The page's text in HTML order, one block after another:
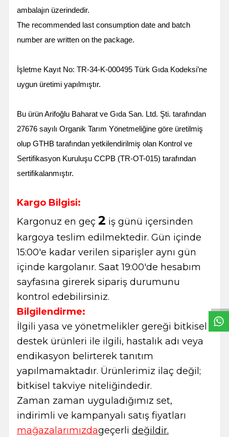
ambalajın üzerindedir.
The recommended last consumption date and batch
number are written on the package.
İşletme Kayıt No: TR-34-K-000495 Türk Gıda Kodeksi’ne
uygun üretimi yapılmıştır.
Bu ürün Arifoğlu Baharat ve Gıda San. Ltd. Şti. tarafından
27676 sayılı Organik Tarım Yönetmeliğine göre üretilmiş
olup GTHB tarafından yetkilendirilmiş olan Kontrol ve
Sertifikasyon Kuruluşu CCPB (TR-OT-015) tarafından
sertifikalanmıştır.
Kargo Bilgisi:
Kargonuz en geç 2 iş günü içersinden
kargoya teslim edilmektedir. Gün içinde
15:00'e kadar verilen siparişler aynı gün
içinde kargolanır. Saat 19:00'de hesabım
sayfasına girerek sipariş durumunu
kontrol edebilirsiniz.
Bilgilendirme:
İlgili yasa ve yönetmelikler gereği bitkisel
destek ürünleri ile ilgili, hastalık adı veya
endikasyon belirterek tanıtım
yapılmamaktadır. Ürünlerimiz ilaç değil;
bitkisel takviye niteliğindedir.
Zaman zaman uyguladığımız set,
indirimli ve kampanyalı satış fiyatları
mağazalarımızdageçerli değildir.